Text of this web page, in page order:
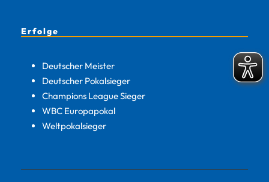
Erfolge
Deutscher Meister
Deutscher Pokalsieger
Champions League Sieger
WBC Europapokal
Weltpokalsieger